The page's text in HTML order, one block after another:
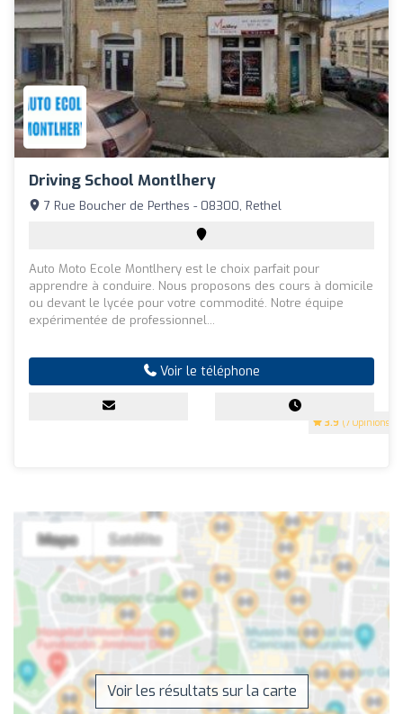
Driving School Montlhery
3.9 (7 Opinions)
7 Rue Boucher de Perthes - 08300, Rethel
Auto Moto Ecole Montlhery est le choix parfait pour
apprendre à conduire. Nous proposons des cours à domicile
ou devant le lycée pour votre commodité. Notre équipe
expérimentée de professionnel...
Voir le téléphone
Voir les résultats sur la carte